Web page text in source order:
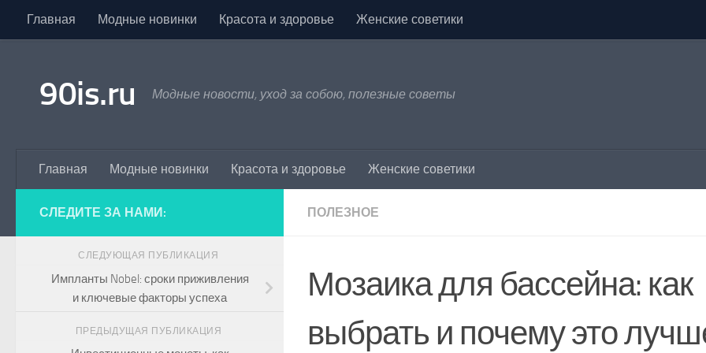
Skip to content
Главная Модные новинки Красота и здоровье Женские советики
90is.ru Модные новости, уход за собою, полезные советы
Главная Модные новинки Красота и здоровье Женские советики
ПОЛЕЗНОЕ
Мозаика для бассейна: как
выбрать и почему это
СЛЕДИТЕ ЗА НАМИ:
СЛЕДУЮЩАЯ ПУБЛИКАЦИЯ
Импланты Nobel: сроки приживления
и ключевые факторы успеха
ПРЕДЫДУЩАЯ ПУБЛИКАЦИЯ